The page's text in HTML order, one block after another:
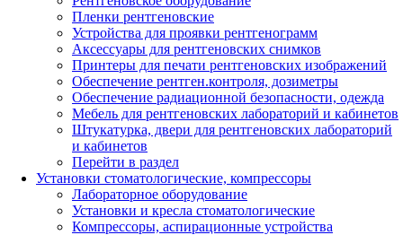
Пленки рентгеновские
Устройства для проявки рентгенограмм
Аксессуары для рентгеновских снимков
Принтеры для печати рентгеновских изображений
Обеспечение рентген.контроля, дозиметры
Обеспечение радиационной безопасности, одежда
Мебель для рентгеновских лабораторий и кабинетов
Штукатурка, двери для рентгеновских лабораторий
и кабинетов
Перейти в раздел
Установки стоматологические, компрессоры
Лабораторное оборудование
Установки и кресла стоматологические
Компрессоры, аспирационные устройства